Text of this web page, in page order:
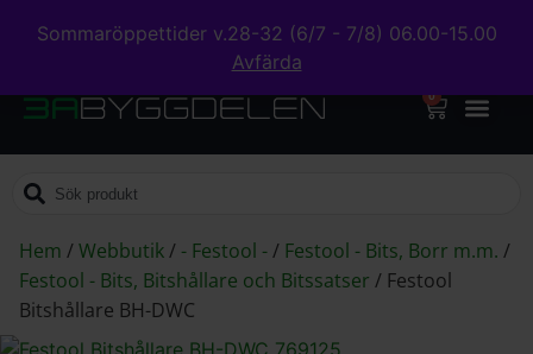
Sommaröppettider v.28-32 (6/7 - 7/8) 06.00-15.00
Avfärda
0
Hem /Webbutik/ - Festool -/ Festool - Bits, Borr m.m. /
Festool - Bits, Bitshållare och Bitssatser / Festool
Bitshållare BH-DWC